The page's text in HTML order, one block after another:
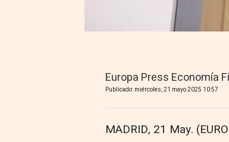
Europa Press Economía
Publicado: miércoles, 21 mayo 2025 10:57
MADRID, 21 May.